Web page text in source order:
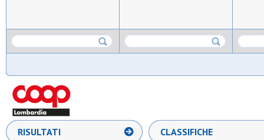
RISULTATI CLASSIFICHE